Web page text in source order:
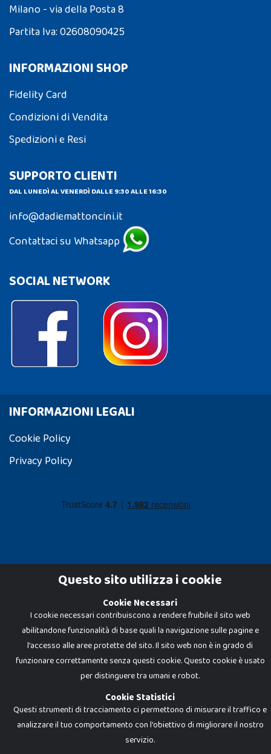
Milano - via della Posta 8
Partita Iva: 02608090425
INFORMAZIONI SHOP
Fidelity Card
Condizioni di Vendita
Spedizioni e Resi
SUPPORTO CLIENTI
DAL LUNEDÌ AL VENERDÌ DALLE 9:30 ALLE 16:30
info@dadiemattoncini.it
Contattaci su Whatsapp
SOCIAL NETWORK
INFORMAZIONI LEGALI
Cookie Policy
Privacy Policy
Dadi e Mattoncini è un brand di Giocabene Srl. Ogni riproduzione o utilizzo non
espressamente autorizzato è severamente vietato. Tutti i loghi, marchi,
brand elencati nel presente shop sono di proprietà dei rispettivi titolari.
I prezzi e le promozioni pubblicate potrebbero differire da quanto esposto in
negozio.
Giocabene Srl - via della Posta 8, 20123 Milano (MI)
P.IVA 02608090425 - REA AN201199 - C.S. 10.000 i.v.
Questo sito utilizza i cookie
Cookie Necessari
I cookie necessari contribuiscono a rendere fruibile il sito web
abilitandone funzionalità di base quali la navigazione sulle pagine e
l'accesso alle aree protette del sito. Il sito web non è in grado di
funzionare correttamente senza questi cookie. Questo cookie è usato
per distinguere tra umani e robot.
Cookie Statistici
Questi strumenti di tracciamento ci permettono di misurare il traffico e
analizzare il tuo comportamento con l'obiettivo di migliorare il nostro
servizio.